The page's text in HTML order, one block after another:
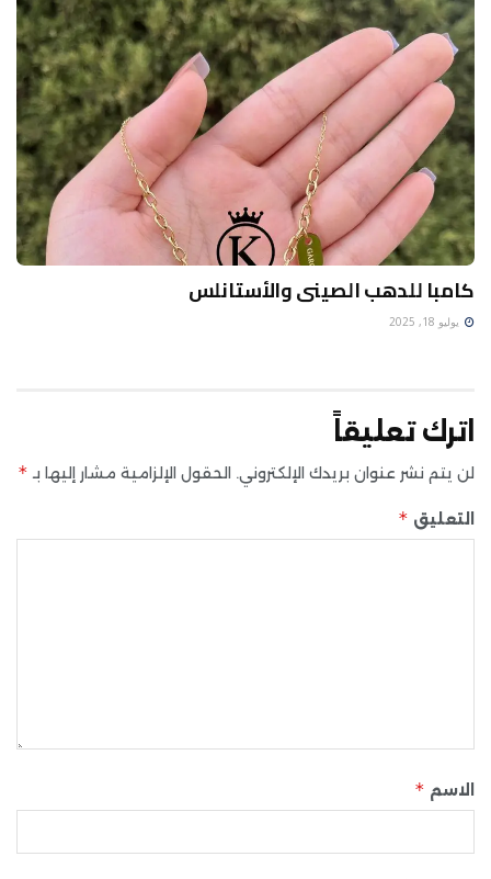
كامبا للدهب الصينى والأستانلس
يوليو 18, 2025
اترك تعليقاً
لن يتم نشر عنوان بريدك الإلكتروني. الحقول الإلزامية مشار إليها بـ *
التعليق *
الاسم *